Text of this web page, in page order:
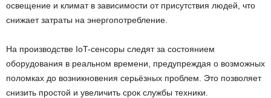
освещение и климат в зависимости от присутствия людей, что
снижает затраты на энергопотребление.
На производстве IoT-сенсоры следят за состоянием
оборудования в реальном времени, предупреждая о возможных
поломках до возникновения серьёзных проблем. Это позволяет
снизить простой и увеличить срок службы техники.